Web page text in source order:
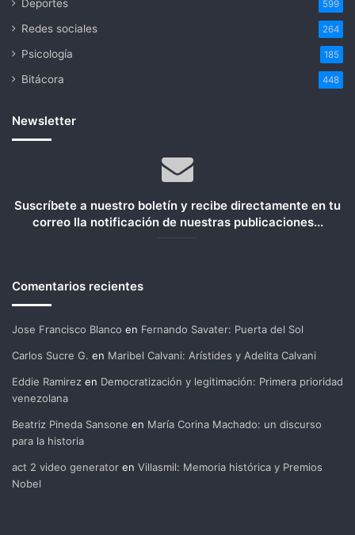
Deportes 599
Redes sociales 264
Psicología 185
Bitácora 448
Newsletter
Suscríbete a nuestro boletín y recibe directamente en tu
correo lla notificación de nuestras publicaciones...
Comentarios recientes
Jose Francisco Blanco en Fernando Savater: Puerta del Sol
Carlos Sucre G. en Maribel Calvani: Arístides y Adelita Calvani
Eddie Ramirez en Democratización y legitimación: Primera prioridad
venezolana
Beatriz Pineda Sansone en María Corina Machado: un discurso
para la historia
act 2 video generator en Villasmil: Memoria histórica y Premios
Nobel